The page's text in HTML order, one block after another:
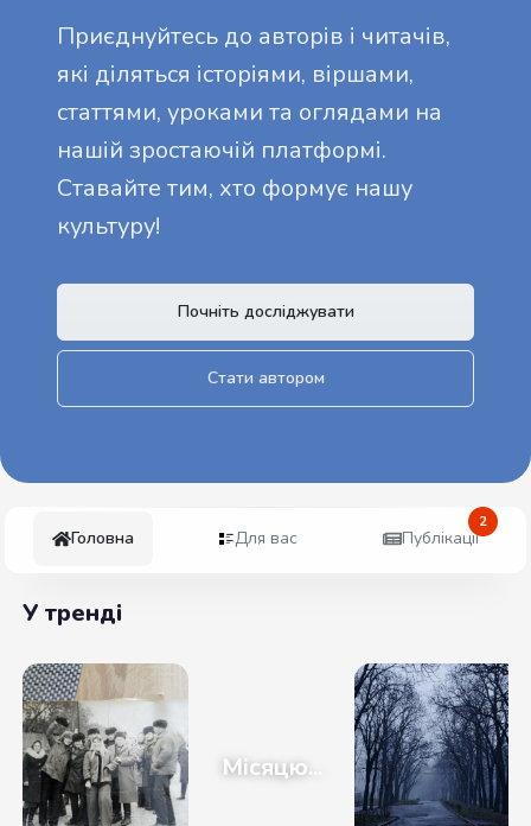
Приєднуйтесь до авторів і читачів,
які діляться історіями, віршами,
статтями, уроками та оглядами на
нашій зростаючій платформі.
Ставайте тим, хто формує нашу
культуру!
Почніть досліджувати
Стати автором
Головна Для вас Публікації
2
У тренді
Місяцю...